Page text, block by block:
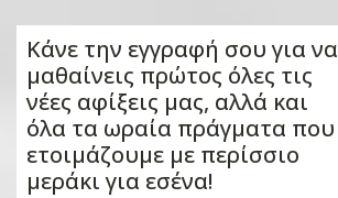
Κάνε την εγγραφή σου για να
μαθαίνεις πρώτος όλες τις
νέες αφίξεις μας, αλλά και
όλα τα ωραία πράγματα που
ετοιμάζουμε με περίσσιο
μεράκι για εσένα!